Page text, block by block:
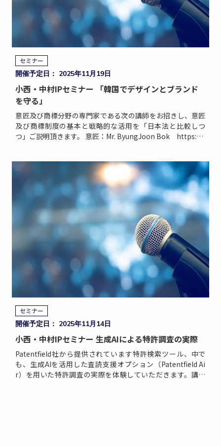
セミナー
開催予定日： 2025年11月19日
小西・中村IPセミナー 「韓国でデザインとブランド
を守る」
意匠及び商標分野の専門家である次の講師をお招きし、意匠
及び商標制度の基本と戦略的な活用を「日本法と比較しつ
つ」ご説明頂きます。 意匠：Mr. ByungJoon Bok https://k
セミナー
開催予定日： 2025年11月14日
小西・中村IPセミナー 生成AIによる特許調査の実際
Patentfield社から提供されています特許検索ツール、中で
も、生成AIを活用した査読支援オプション（Patentfield Ai
r）を用いた特許調査の実際を体験していただきます。講師